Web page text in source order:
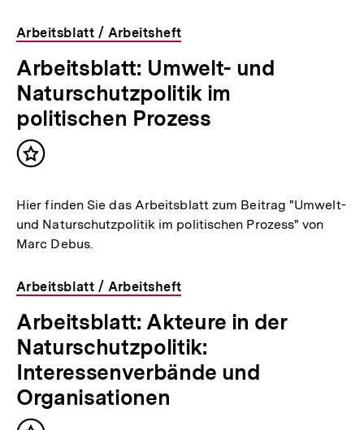
Arbeitsblatt / Arbeitsheft
Arbeitsblatt: Umwelt- und
Naturschutzpolitik im
politischen Prozess
Inhalt
Hier finden Sie das Arbeitsblatt zum Beitrag "Umwelt-
und Naturschutzpolitik im politischen Prozess" von
Marc Debus.
Arbeitsblatt / Arbeitsheft
Arbeitsblatt: Akteure in der
Naturschutzpolitik:
Interessenverbände und
Organisationen